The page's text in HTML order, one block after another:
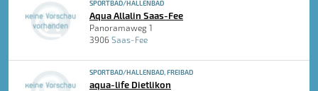
SPORTBAD/HALLENBAD
Aqua Allalin Saas-Fee
Panoramaweg 1
3906 Saas-Fee
SPORTBAD/HALLENBAD, FREIBAD
aqua-life Dietlikon